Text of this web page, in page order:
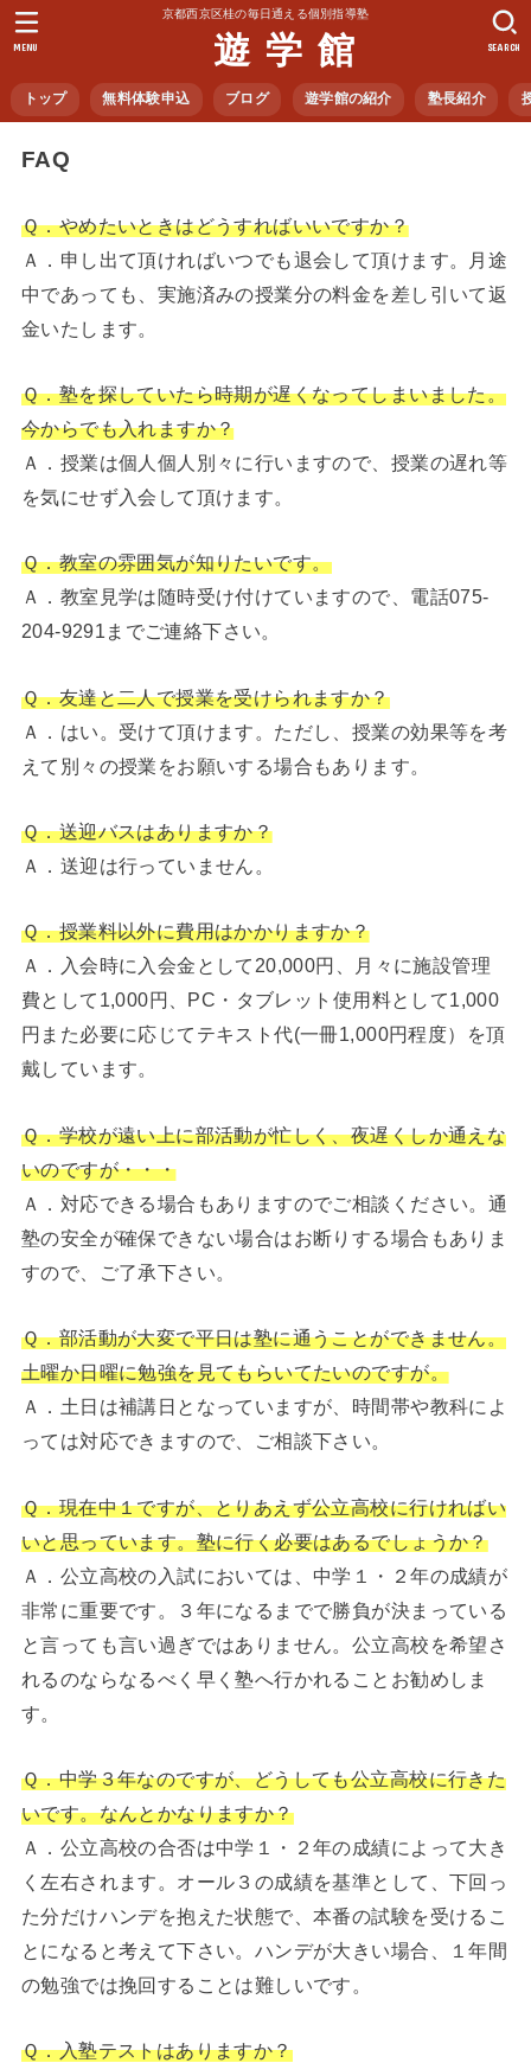
京都西京区桂の毎日通える個別指導塾
遊 学 館
トップ 無料体験申込 ブログ 遊学館の紹介 塾長紹介
SEARCH
MENU
FAQ
Ｑ．やめたいときはどうすればいいですか？
Ａ．申し出て頂ければいつでも退会して頂けます。月途
中であっても、実施済みの授業分の料金を差し引いて返
金いたします。
Ｑ．塾を探していたら時期が遅くなってしまいました。
今からでも入れますか？
Ａ．授業は個人個人別々に行いますので、授業の遅れ等
を気にせず入会して頂けます。
Ｑ．教室の雰囲気が知りたいです。
Ａ．教室見学は随時受け付けていますので、電話075-
204-9291までご連絡下さい。
Ｑ．友達と二人で授業を受けられますか？
Ａ．はい。受けて頂けます。ただし、授業の効果等を考
えて別々の授業をお願いする場合もあります。
Ｑ．送迎バスはありますか？
Ａ．送迎は行っていません。
Ｑ．授業料以外に費用はかかりますか？
Ａ．入会時に入会金として20,000円、月々に施設管理
費として1,000円、PC・タブレット使用料として1,000
円また必要に応じてテキスト代(一冊1,000円程度）を頂
戴しています。
Ｑ．学校が遠い上に部活動が忙しく、夜遅くしか通えな
いのですが・・・
Ａ．対応できる場合もありますのでご相談ください。通
塾の安全が確保できない場合はお断りする場合もありま
すので、ご了承下さい。
Ｑ．部活動が大変で平日は塾に通うことができません。
土曜か日曜に勉強を見てもらいてたいのですが。
Ａ．土日は補講日となっていますが、時間帯や教科によ
っては対応できますので、ご相談下さい。
Ｑ．現在中１ですが、とりあえず公立高校に行ければい
いと思っています。塾に行く必要はあるでしょうか？
Ａ．公立高校の入試においては、中学１・２年の成績が
非常に重要です。３年になるまでで勝負が決まっている
と言っても言い過ぎではありません。公立高校を希望さ
れるのならなるべく早く塾へ行かれることお勧めしま
す。
Ｑ．中学３年なのですが、どうしても公立高校に行きた
いです。なんとかなりますか？
Ａ．公立高校の合否は中学１・２年の成績によって大き
く左右されます。オール３の成績を基準として、下回っ
た分だけハンデを抱えた状態で、本番の試験を受けるこ
とになると考えて下さい。ハンデが大きい場合、１年間
の勉強では挽回することは難しいです。
Ｑ．入塾テストはありますか？